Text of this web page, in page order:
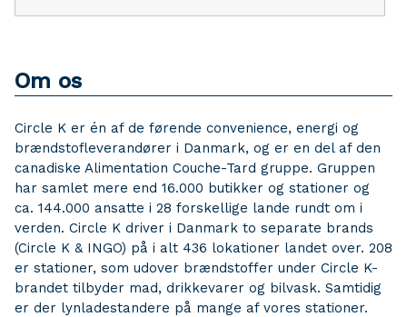
Om os
Circle K er én af de førende convenience, energi og
brændstofleverandører i Danmark, og er en del af den
canadiske Alimentation Couche-Tard gruppe. Gruppen
har samlet mere end 16.000 butikker og stationer og
ca. 144.000 ansatte i 28 forskellige lande rundt om i
verden. Circle K driver i Danmark to separate brands
(Circle K & INGO) på i alt 436 lokationer landet over. 208
er stationer, som udover brændstoffer under Circle K-
brandet tilbyder mad, drikkevarer og bilvask. Samtidig
er der lynladestandere på mange af vores stationer.